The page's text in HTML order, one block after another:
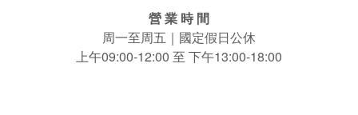
營 業 時 間
周一至周五｜國定假日公休
上午09:00-12:00 至 下午13:00-18:00